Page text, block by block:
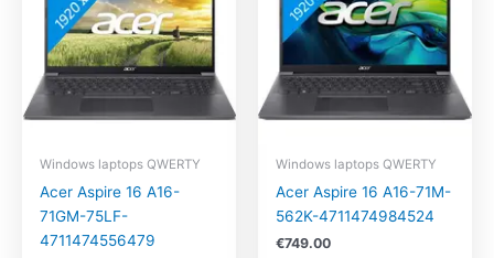
Windows laptops QWERTY
Acer Aspire 16 A16-
71GM-75LF-
4711474556479
Windows laptops QWERTY
Acer Aspire 16 A16-71M-
562K-4711474984524
€749.00